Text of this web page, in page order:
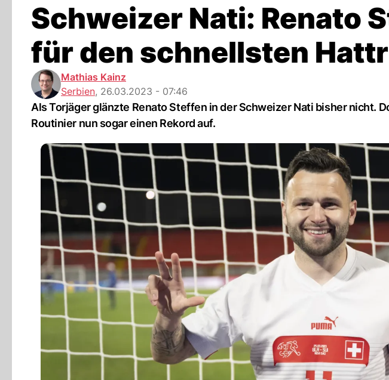
Schweizer Nati: Renato
für den schnellsten
Mathias Kainz
Serbien, 26.03.2023 - 07:46
Als Torjäger glänzte Renato Steffen in der Schweizer Nati bisher nicht.
Routinier nun sogar einen Rekord auf.